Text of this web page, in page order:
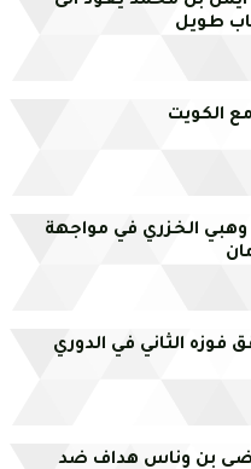
طويل
الكويت
وهبي الخزري في مواجهة
فوزه الثاني في الدوري
بن وناس هداف ضد